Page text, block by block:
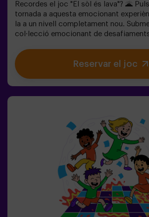
Recordes el joc "El sòl és lava"? 🌋
tornada a aquesta emocionant
la a un nivell completament nou.
col·lecció emocionant de
dificultat per adaptar-se a tots els
jocs únics que mantenen l’emoció i la
disponibles, inclòs el mode combat per
Up t'ofereix una experiència única que
física i tecnologia, on la col·laboració
millor de tot? Som els primers a portar
experiència innovadora a Espanya. 🙌
porta la teva diversió a un nou nivell
mateix.Pulse Up: El Suelo es Lava -
grups de 6 a 12 persones)La
començar amb Pulse Up: El Suelo es
Combat! 🔥 Divideix el teu grup de 6 a
equips, cadascun competint per
Reservar el joc